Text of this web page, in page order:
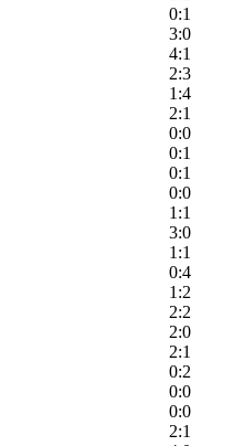
0:1
3:0
4:1
2:3
1:4
2:1
0:0
0:1
0:1
0:0
1:1
3:0
1:1
0:4
1:2
2:2
2:0
2:1
0:2
0:0
0:0
2:1